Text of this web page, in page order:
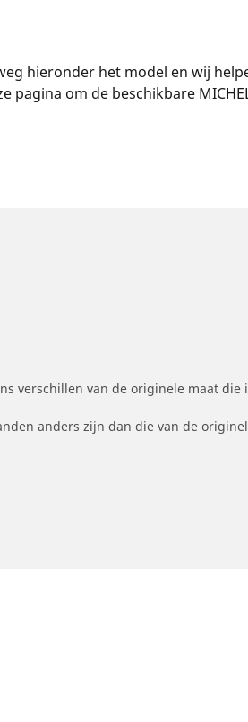
hieronder het model en wij
om de beschikbare
verschillen van de originele maat
anders zijn dan die van de